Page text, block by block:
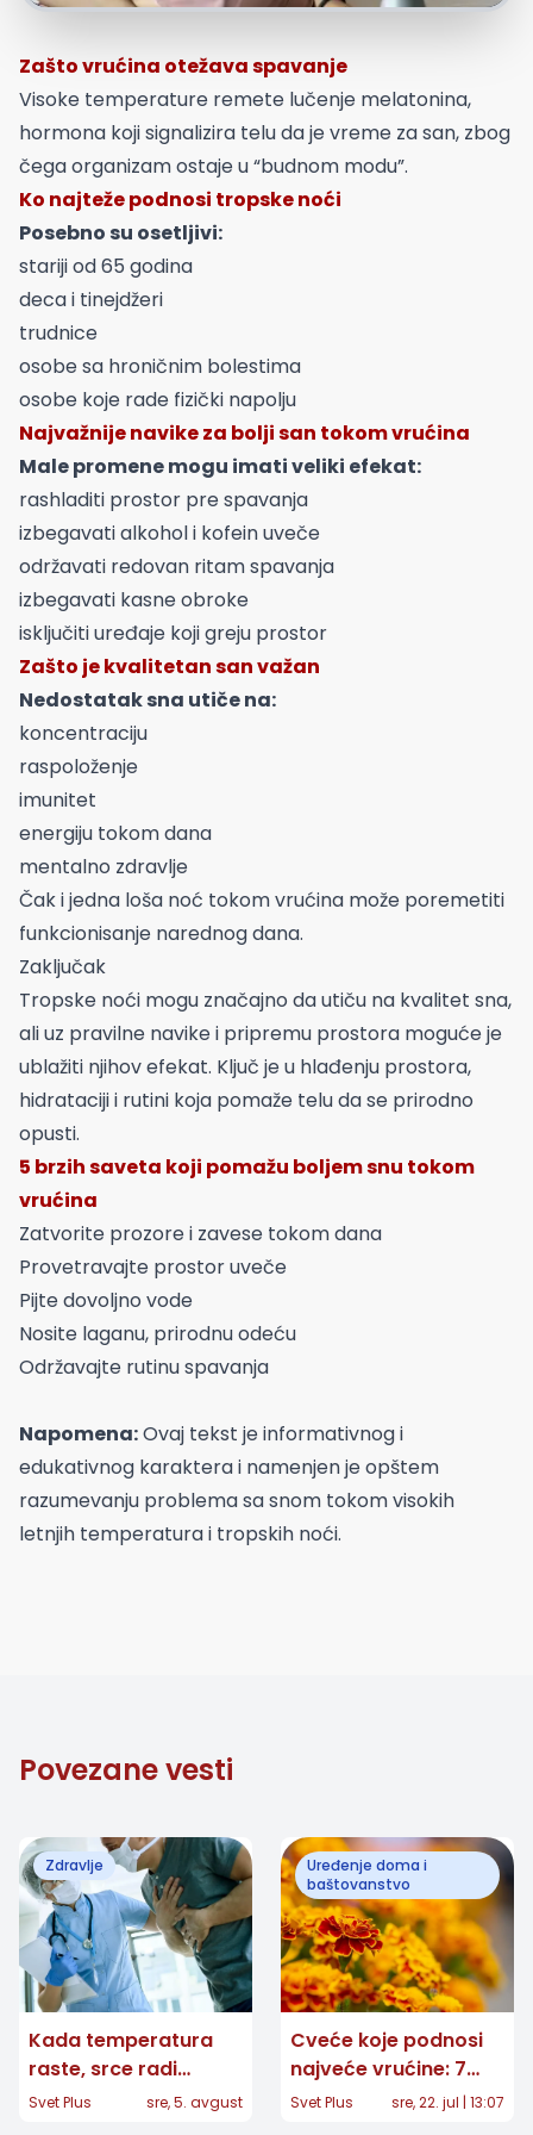
Zašto vrućina otežava spavanje
Visoke temperature remete lučenje melatonina,
hormona koji signalizira telu da je vreme za san, zbog
čega organizam ostaje u “budnom modu”.
Ko najteže podnosi tropske noći
Posebno su osetljivi:
stariji od 65 godina
deca i tinejdžeri
trudnice
osobe sa hroničnim bolestima
osobe koje rade fizički napolju
Najvažnije navike za bolji san tokom vrućina
Male promene mogu imati veliki efekat:
rashladiti prostor pre spavanja
izbegavati alkohol i kofein uveče
održavati redovan ritam spavanja
izbegavati kasne obroke
isključiti uređaje koji greju prostor
Zašto je kvalitetan san važan
Nedostatak sna utiče na:
koncentraciju
raspoloženje
imunitet
energiju tokom dana
mentalno zdravlje
Čak i jedna loša noć tokom vrućina može poremetiti
funkcionisanje narednog dana.
Zaključak
Tropske noći mogu značajno da utiču na kvalitet sna,
ali uz pravilne navike i pripremu prostora moguće je
ublažiti njihov efekat. Ključ je u hlađenju prostora,
hidrataciji i rutini koja pomaže telu da se prirodno
opusti.
5 brzih saveta koji pomažu boljem snu tokom
vrućina
Zatvorite prozore i zavese tokom dana
Provetravajte prostor uveče
Pijte dovoljno vode
Nosite laganu, prirodnu odeću
Održavajte rutinu spavanja
Napomena:Ovaj tekst je informativnog i
edukativnog karaktera i namenjen je opštem
razumevanju problema sa snom tokom visokih
letnjih temperatura i tropskih noći.
Povezane vesti
Zdravlje
Kada temperatura
raste, srce radi
napornije: Pet
Svet Plus sre, 5. avgust
Uređenje doma i
baštovanstvo
Cveće koje podnosi
najveće vrućine: 7
biljaka koje cvetaju i
Svet Plus sre, 22. jul | 13:07